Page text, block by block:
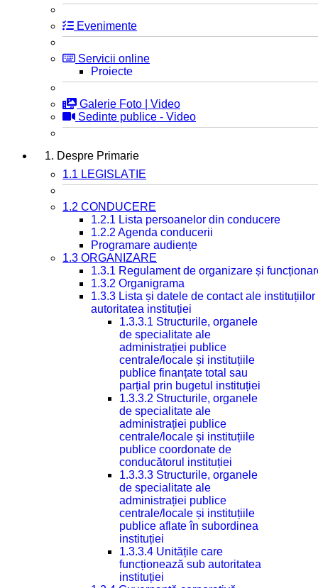
Evenimente
Servicii online
Proiecte
Galerie Foto | Video
Sedinte publice - Video
1. Despre Primarie
1.1 LEGISLAȚIE
1.2 CONDUCERE
1.2.1 Lista persoanelor din conducere
1.2.2 Agenda conducerii
Programare audiențe
1.3 ORGANIZARE
1.3.1 Regulament de organizare și
1.3.2 Organigrama
1.3.3 Lista și datele de contact ale
autoritatea instituției
1.3.3.1 Structurile, organele
de specialitate ale
administrației publice
centrale/locale și instituțiile
publice finanțate total sau
parțial prin bugetul instituției
1.3.3.2 Structurile, organele
de specialitate ale
administrației publice
centrale/locale și instituțiile
publice coordonate de
conducătorul instituției
1.3.3.3 Structurile, organele
de specialitate ale
administrației publice
centrale/locale și instituțiile
publice aflate în subordinea
instituției
1.3.3.4 Unitățile care
funcționează sub autoritatea
instituției